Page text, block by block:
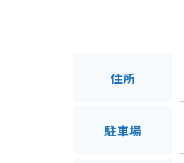
住所
駐車場